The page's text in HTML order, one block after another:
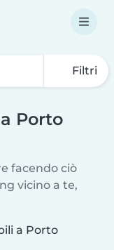
Filtri
Porto
facendo ciò
vicino a te,
a Porto